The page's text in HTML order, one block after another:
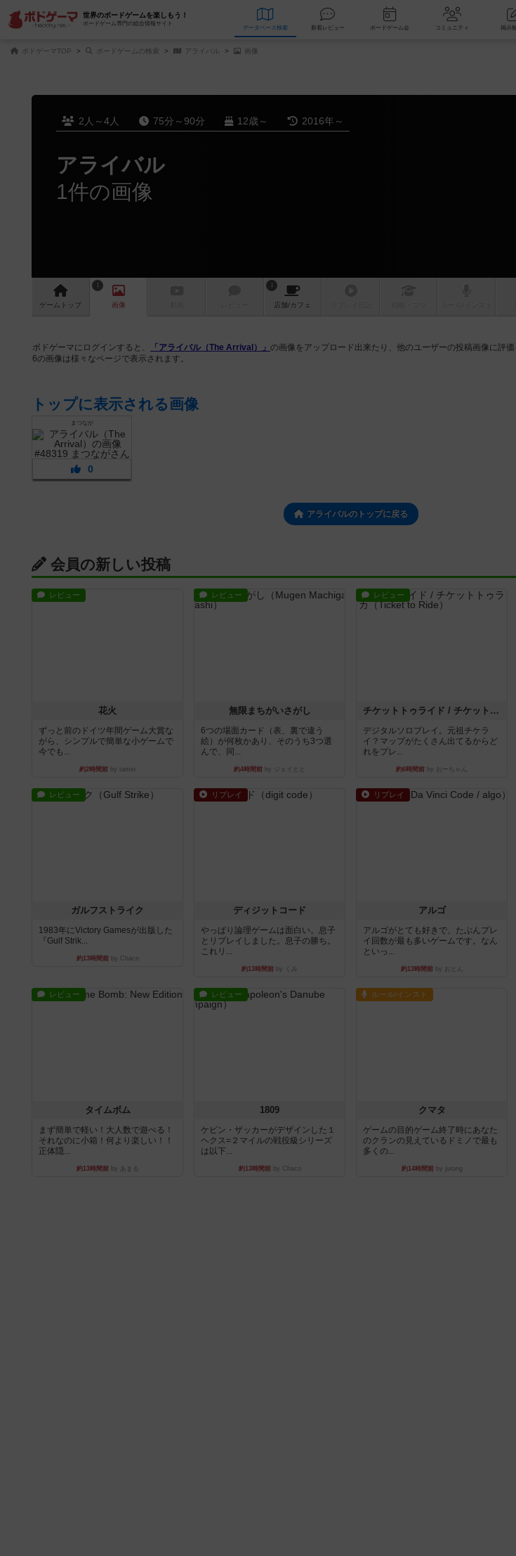
世界のボードゲームを楽しもう！
ボードゲーム専門の総合情報サイト
データベース 検索 新着レビュー ボードゲーム会 コミュニテ
ボドゲーマTOP ボードゲームの検索 アライバル 画像
2人～4人 75分～90分 12歳～ 2016年～
アライバル
1件の画像
ゲーム トップ
1
画像
1
店舗/カフェ
ボドゲーマにログインすると、 「アライバル（The Arrival）」 の画像をアップロード出来たり、他のユーザーの投稿画像に評
6の画像は様々なページで表示されます。
トップに表示される画像
まつなが
0
アライバルのトップに戻る
会員の新しい投稿
レビュー
花火
ずっと前のドイツ年間ゲーム大賞な
がら、シンプルで簡単な小ゲームで
今でも...
約2時間前 by tamio
レビュー
無限まちがいさがし
6つの場面カード（表、裏で違う
絵）が何枚かあり、そのうち3つ選
んで、同...
約4時間前 by ジェイとと
レビュー
チケットトゥライド / チケットトゥライドアメリカ
デジタルソロプレイ。元祖チケラ
イ？マップがたくさん出てるからど
れをプレ...
約6時間前 by おーちゃん
レビュー
ガルフストライク
1983年にVictory Gamesが出版した
『Gulf Strik...
約13時間前by Chaco
リプレイ
ディジットコード
やっぱり論理ゲームは面白い。息子
とリプレイしました。息子の勝ち。
これリ...
約13時間前 by くみ
リプレイ
アルゴ
アルゴがとても好きで、たぶんプレ
イ回数が最も多いゲームです。なん
といっ...
約13時間前by おとん
レビュー
タイムボム
まず簡単で軽い！大人数で遊べる！
それなのに小箱！何より楽しい！！
正体隠...
約13時間前by あまる
レビュー
1809
ケビン・ザッカーがデザインした１
ヘクス=２マイルの戦役級シリーズ
は以下...
約13時間前by Chaco
ルール/インスト
クマタ
ゲームの目的ゲーム終了時にあなた
のクランの見えているドミノで最も
多くの...
約14時間前by jurong